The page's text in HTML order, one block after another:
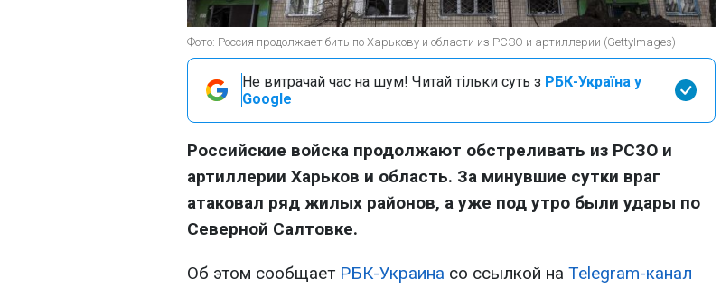
Фото: Россия продолжает бить по Харькову и области из РСЗО и артиллерии (GettyImages)
Не витрачай час на шум! Читай тільки суть з РБК-Україна у
Google
Российские войска продолжают обстреливать из РСЗО и
артиллерии Харьков и область. За минувшие сутки враг
атаковал ряд жилых районов, а уже под утро были удары по
Северной Салтовке.
Об этом сообщает РБК-Украина со ссылкой на Telegram-канал